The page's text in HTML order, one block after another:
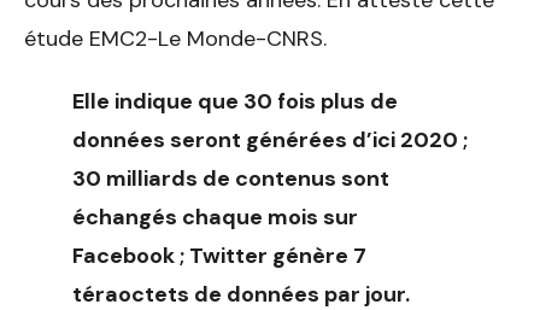
étude EMC2-Le Monde-CNRS.
Elle indique que 30 fois plus de
données seront générées d’ici 2020 ;
30 milliards de contenus sont
échangés chaque mois sur
Facebook ; Twitter génère 7
téraoctets de données par jour.